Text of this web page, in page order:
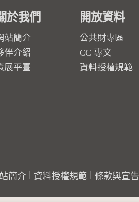
於我們
站簡介
伴介紹
展平臺
開放資料
公共財專區
CC 專文
資料授權規範
簡介 資料授權規範 條款與宣告